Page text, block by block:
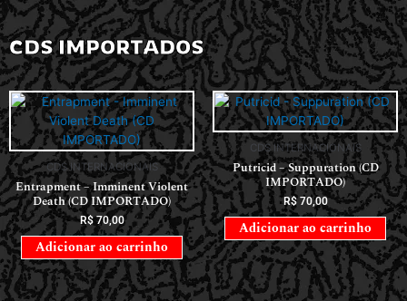
CDS IMPORTADOS
CDS INTERNACIONAIS
Entrapment – Imminent Violent
Death (CD IMPORTADO)
R$70,00
Adicionar ao carrinho
CDS INTERNACIONAIS
Putricid – Suppuration (CD
IMPORTADO)
R$70,00
Adicionar ao carrinho